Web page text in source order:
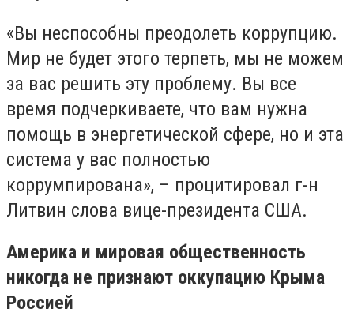
«Вы неспособны преодолеть коррупцию.
Мир не будет этого терпеть, мы не можем
за вас решить эту проблему. Вы все
время подчеркиваете, что вам нужна
помощь в энергетической сфере, но и эта
система у вас полностью
коррумпирована», – процитировал г-н
Литвин слова вице-президента США.
Америка и мировая общественность
никогда не признают оккупацию Крыма
Россией